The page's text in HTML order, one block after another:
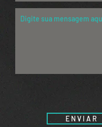
E N V I A R